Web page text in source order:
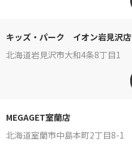
キッズ・パーク イオン岩見沢店
北海道岩見沢市大和4条8丁目1
MEGAGET室蘭店
北海道室蘭市中島本町2丁目8-1